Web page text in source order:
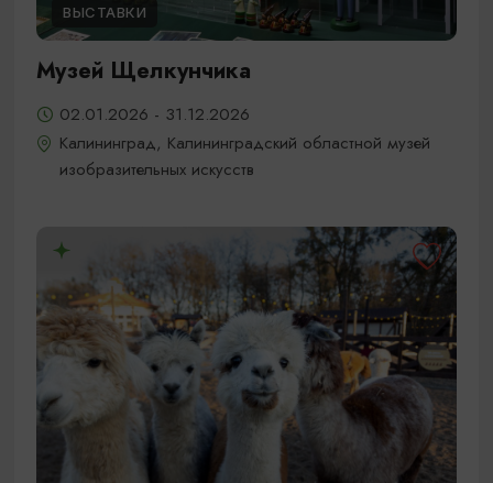
ВЫСТАВКИ
Музей Щелкунчика
02.01.2026 - 31.12.2026
Калининград, Калининградский областной музей
изобразительных искусств